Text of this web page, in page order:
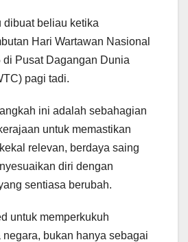
dibuat beliau ketika
Hari Wartawan Nasional
di Pusat Dagangan Dunia
pagi tadi.
ini adalah sebahagian
untuk memastikan
relevan, berdaya saing
diri dengan
sentiasa berubah.
untuk memperkukuh
bukan hanya sebagai